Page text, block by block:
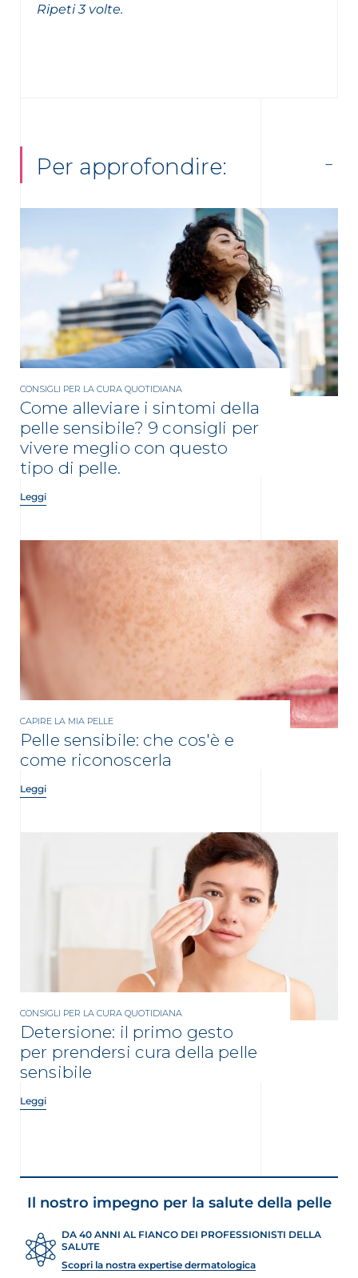
Ripeti 3 volte.
Per approfondire:
CONSIGLI PER LA CURA QUOTIDIANA
Come alleviare i sintomi della
pelle sensibile? 9 consigli per
vivere meglio con questo
tipo di pelle.
Leggi
CAPIRE LA MIA PELLE
Pelle sensibile: che cos'è e
come riconoscerla
Leggi
CONSIGLI PER LA CURA QUOTIDIANA
Detersione: il primo gesto
per prendersi cura della pelle
sensibile
Leggi
Il nostro impegno per la salute della pelle
DA 40 ANNI AL FIANCO DEI PROFESSIONISTI DELLA
SALUTE
Scopri la nostra expertise dermatologica